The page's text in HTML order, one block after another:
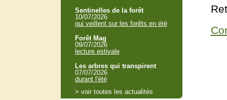
Sentinelles de la forêt
10/07/2026
qui veillent sur les forêts en été
Forêt Mag
09/07/2026
lecture estivale
Les arbres qui transpirent
07/07/2026
durant l'été
> voir toutes les actualités